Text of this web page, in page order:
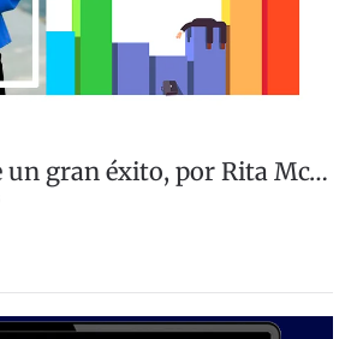
un gran éxito, por Rita Mc…